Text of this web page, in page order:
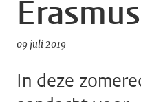
Erasmus
09 juli 2019
In deze